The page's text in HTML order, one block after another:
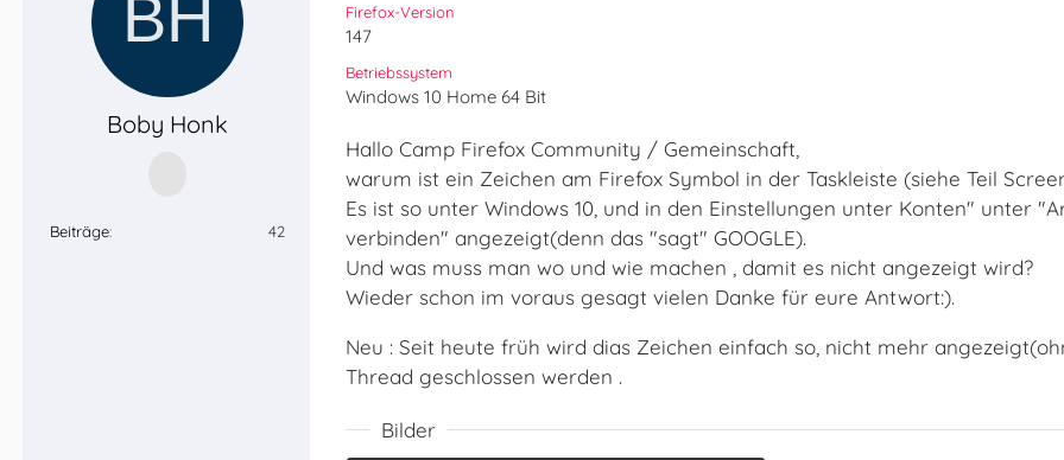
Boby Honk
Beiträge 42
Firefox-Version
147
Betriebssystem
Windows 10 Home 64 Bit
Hallo Camp Firefox Community / Gemeinschaft,
warum ist ein Zeichen am Firefox Symbol in der Taskleiste (siehe Teil
Es ist so unter Windows 10, und in den Einstellungen unter Konten" unter
verbinden" angezeigt(denn das "sagt" GOOGLE).
Und was muss man wo und wie machen , damit es nicht angezeigt wird?
Wieder schon im voraus gesagt vielen Danke für eure Antwort:).
Neu : Seit heute früh wird dias Zeichen einfach so, nicht mehr
Thread geschlossen werden .
Bilder